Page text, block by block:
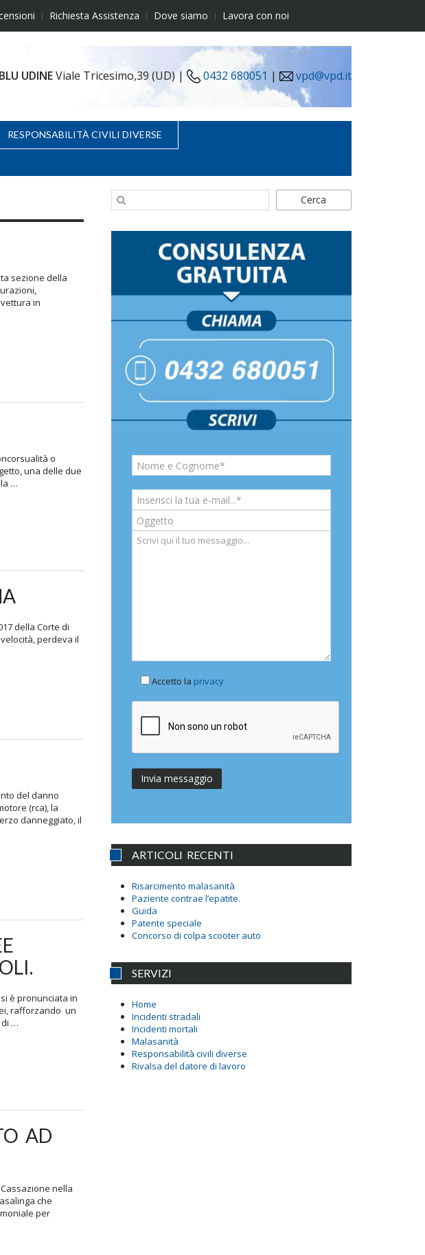
Richiesta Assistenza Dove siamo Lavora con noi
UDINEViale Tricesimo,39 (UD) | 0432 680051 | vpd@vpd.it
RESPONSABILITÀ CIVILI DIVERSE
sezione della
in
o
una delle due
…
della Corte di
perdeva il
del danno
(rca), la
danneggiato, il
è pronunciata in
rafforzando un
di …
AD
nella
che
per
Cerca
Accetto la privacy
ARTICOLI RECENTI
Risarcimento malasanità
Paziente contrae l’epatite.
Guida
Patente speciale
Concorso di colpa scooter auto
SERVIZI
Home
Incidenti stradali
Incidenti mortali
Malasanità
Responsabilità civili diverse
Rivalsa del datore di lavoro